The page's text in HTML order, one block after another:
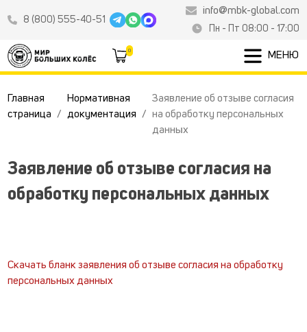
8 (800) 555-40-51
info@mbk-global.com
Пн - Пт 08:00 - 17:00
0 МЕНЮ
Главная
страница
Нормативная
документация
Заявление об отзыве согласия
на обработку персональных
данных
Заявление об отзыве согласия на
обработку персональных данных
Скачать бланк заявления об отзыве согласия на обработку
персональных данных